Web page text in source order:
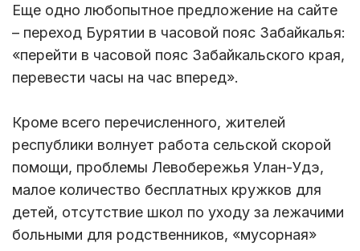
Еще одно любопытное предложение на сайте
– переход Бурятии в часовой пояс Забайкалья:
«перейти в часовой пояс Забайкальского края,
перевести часы на час вперед».
Кроме всего перечисленного, жителей
республики волнует работа сельской скорой
помощи, проблемы Левобережья Улан-Удэ,
малое количество бесплатных кружков для
детей, отсутствие школ по уходу за лежачими
больными для родственников, «мусорная»